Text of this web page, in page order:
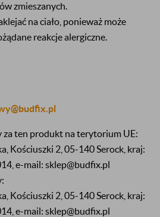
zmieszanych.
na ciało, ponieważ może
reakcje alergiczne.
ten produkt na terytorium UE:
Kościuszki 2, 05-140 Serock, kraj:
e-mail: sklep@budfix.pl
Kościuszki 2, 05-140 Serock, kraj:
e-mail: sklep@budfix.pl